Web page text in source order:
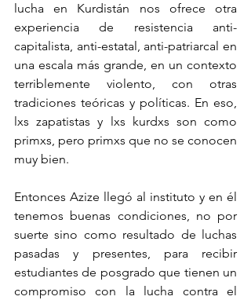
lucha en Kurdistán nos ofrece otra
experiencia de resistencia anti-
capitalista, anti-estatal, anti-patriarcal en
una escala más grande, en un contexto
terriblemente violento, con otras
tradiciones teóricas y políticas. En eso,
lxs zapatistas y lxs kurdxs son como
primxs, pero primxs que no se conocen
muy bien.
Entonces Azize llegó al instituto y en él
tenemos buenas condiciones, no por
suerte sino como resultado de luchas
pasadas y presentes, para recibir
estudiantes de posgrado que tienen un
compromiso con la lucha contra el